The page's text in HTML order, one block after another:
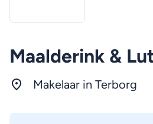
Maalderink &
Makelaar in Terborg